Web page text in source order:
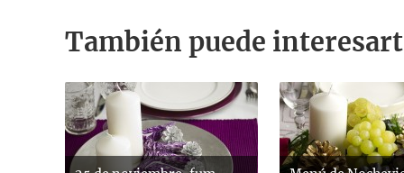
También puede